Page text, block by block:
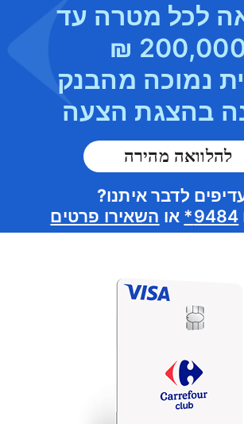
לכל מטרה עד
200,000
נמוכה מהבנק
בהצגת הצעה
להלוואה מהירה
לדבר איתנו?
9484* או השאירו פרטים